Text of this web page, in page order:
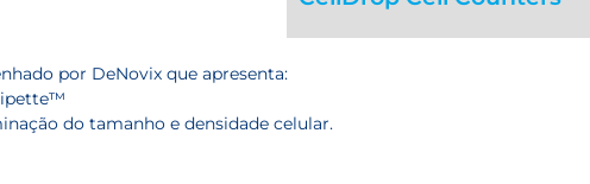
por DeNovix que apresenta:
do tamanho e densidade celular.